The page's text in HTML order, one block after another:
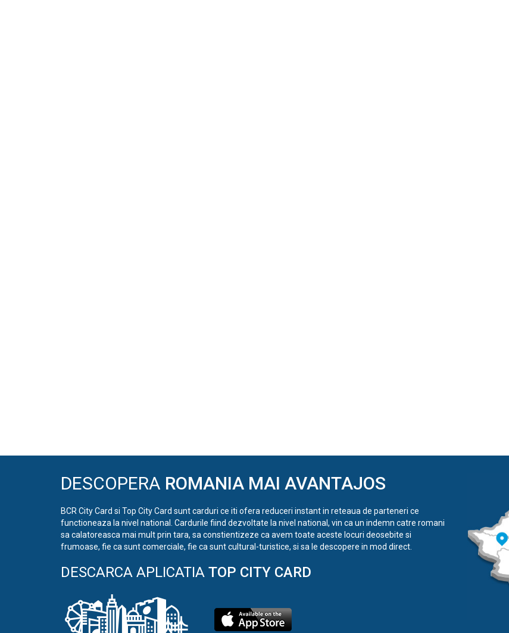
DESCOPERA ROMANIA MAI AVANTAJOS
BCR City Card si Top City Card sunt carduri ce iti ofera reduceri instant in reteaua de parteneri ce
functioneaza la nivel national. Cardurile fiind dezvoltate la nivel national, vin ca un indemn catre romani
sa calatoreasca mai mult prin tara, sa constientizeze ca avem toate aceste locuri deosebite si
frumoase, fie ca sunt comerciale, fie ca sunt cultural-turistice, si sa le descopere in mod direct.
DESCARCA APLICATIA TOP CITY CARD